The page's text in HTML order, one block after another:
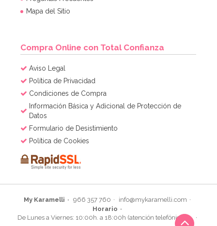
Globo Número 4 Dorado 40cm
Mapa del Sitio
Compra Online con Total Confianza
Aviso Legal
Política de Privacidad
Condiciones de Compra
Información Básica y Adicional de Protección de
Datos
Formulario de Desistimiento
Política de Cookies
My Karamelli 966 357 760
info@mykaramelli.com
Horario
De Lunes a Viernes: 10:00h. a 18:00h (atención telefónica)